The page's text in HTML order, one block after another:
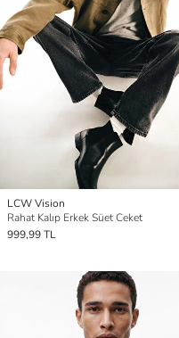
LCW Vision
Rahat Kalıp Erkek Süet Ceket
999,99 TL